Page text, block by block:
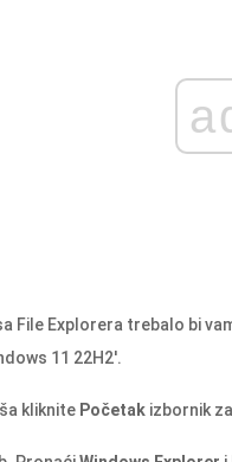
File Explorera trebalo bi
11 22H2'.
kliknite Početak izbornik